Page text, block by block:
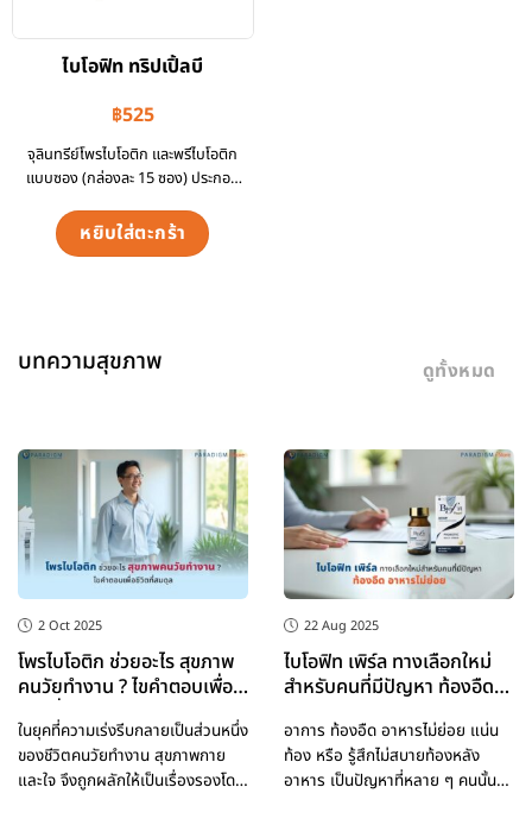
ไบโอฟิท ทริปเปิ้ลบี
฿525
จุลินทรีย์โพรไบโอติก และพรีไบโอติก
แบบซอง (กล่องละ 15 ซอง) ประกอบ
หยิบใส่ตะกร้า
บทความสุขภาพ ดูทั้งหมด
2 Oct 2025
โพรไบโอติก ช่วยอะไร สุขภาพ
คนวัยทำงาน ? ไขคำตอบเพื่อ
ชีวิตที่สมดุล
ในยุคที่ความเร่งรีบกลายเป็นส่วนหนึ่ง
ของชีวิตคนวัยทำงาน สุขภาพกาย
และใจ จึงถูกผลักให้เป็นเรื่องรองโดย
22 Aug 2025
ไบโอฟิท เพิร์ล ทางเลือกใหม่
สำหรับคนที่มีปัญหา ท้องอืด
อาการ ท้องอืด อาหารไม่ย่อย แน่น
ท้อง หรือ รู้สึกไม่สบายท้องหลัง
อาหาร เป็นปัญหาที่หลาย ๆ คนนั้น